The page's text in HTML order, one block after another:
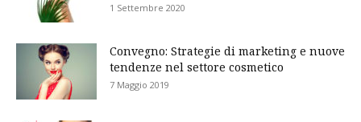
1 Settembre 2020
Convegno: Strategie di marketing e nuove
tendenze nel settore cosmetico
7 Maggio 2019